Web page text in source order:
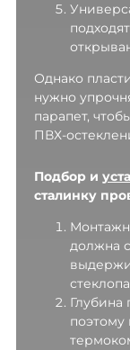
Однако
нужно
парапет,
ПВХ-
Подбор и
сталинку
должна
Глубина